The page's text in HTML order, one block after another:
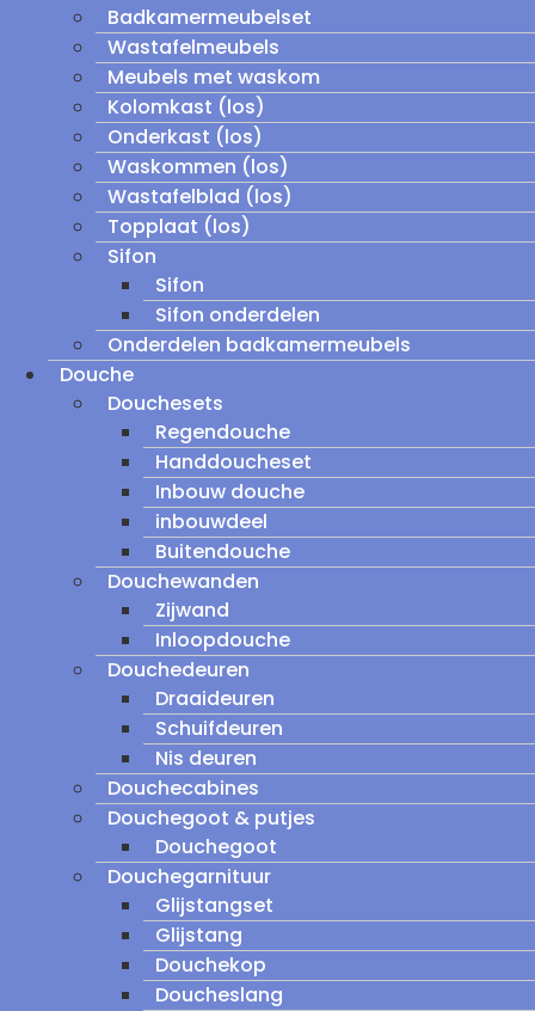
Badkamermeubelset
Wastafelmeubels
Meubels met waskom
Kolomkast (los)
Onderkast (los)
Waskommen (los)
Wastafelblad (los)
Topplaat (los)
Sifon
Sifon
Sifon onderdelen
Onderdelen badkamermeubels
Douche
Douchesets
Regendouche
Handdoucheset
Inbouw douche
inbouwdeel
Buitendouche
Douchewanden
Zijwand
Inloopdouche
Douchedeuren
Draaideuren
Schuifdeuren
Nis deuren
Douchecabines
Douchegoot & putjes
Douchegoot
Douchegarnituur
Glijstangset
Glijstang
Douchekop
Doucheslang